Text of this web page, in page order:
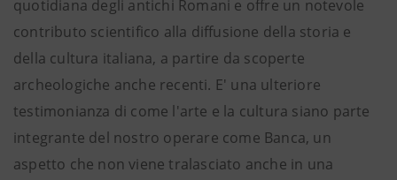
quotidiana degli antichi Romani e offre un notevole
contributo scientifico alla diffusione della storia e
della cultura italiana, a partire da scoperte
archeologiche anche recenti. E' una ulteriore
testimonianza di come l'arte e la cultura siano parte
integrante del nostro operare come Banca, un
aspetto che non viene tralasciato anche in una